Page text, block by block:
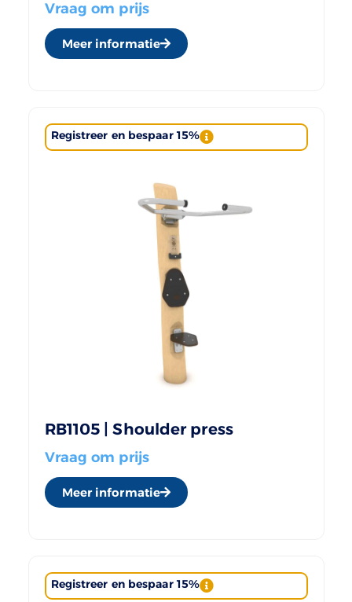
Vraag om prijs
Meer informatie
Registreer en bespaar 15%
RB1105 | Shoulder press
Vraag om prijs
Meer informatie
Registreer en bespaar 15%